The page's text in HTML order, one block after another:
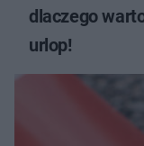
dlaczego
urlop!